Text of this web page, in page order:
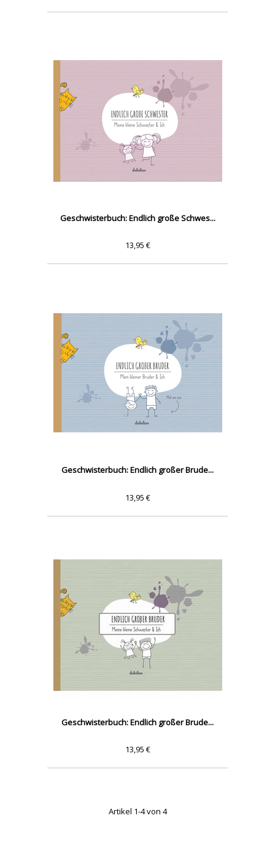
Geschwisterbuch: Endlich große Schwes...
13,95 €
Geschwisterbuch: Endlich großer Brude...
13,95 €
Geschwisterbuch: Endlich großer Brude...
13,95 €
Artikel 1-4 von 4